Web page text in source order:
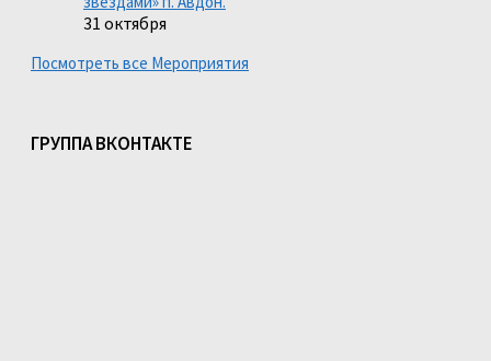
31 октября
Посмотреть все Мероприятия
ГРУППА ВКОНТАКТЕ